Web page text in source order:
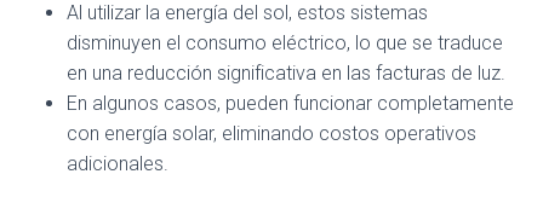
Al utilizar la energía del sol, estos sistemas
disminuyen el consumo eléctrico, lo que se traduce
en una reducción significativa en las facturas de luz.
En algunos casos, pueden funcionar completamente
con energía solar, eliminando costos operativos
adicionales.